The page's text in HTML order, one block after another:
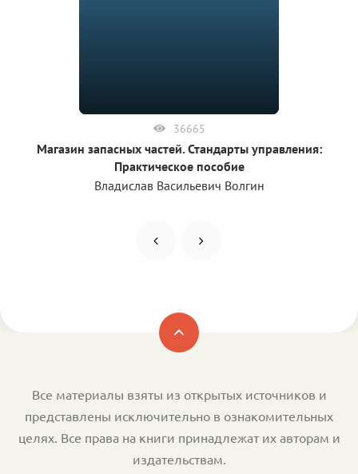
36665
Магазин запасных частей. Стандарты управления:
Практическое пособие
Владислав Васильевич Волгин
Все материалы взяты из открытых источников и
представлены исключительно в ознакомительных
целях. Все права на книги принадлежат их авторам и
издательствам.